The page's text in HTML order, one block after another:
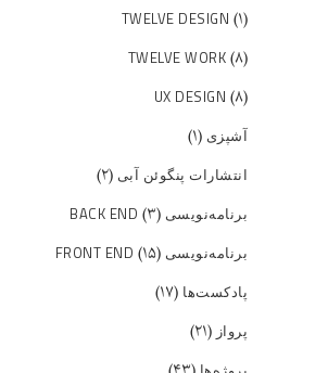
TWELVE DESIGN (۱)
TWELVE WORK (۸)
UX DESIGN (۸)
آشپزی (۱)
انتشارات پنگوئن آبی (۲)
برنامه‌نویسی BACK END (۳)
برنامه‌نویسی FRONT END (۱۵)
پادکست‌ها (۱۷)
پرواز (۲۱)